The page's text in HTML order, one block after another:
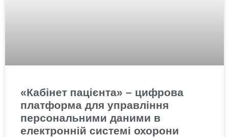
«Кабінет пацієнта» – цифрова
платформа для управління
персональними даними в
електронній системі охорони